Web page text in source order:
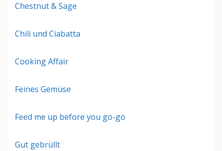
Chestnut & Sage
Chili und Ciabatta
Cooking Affair
Feines Gemüse
Feed me up before you go-go
Gut gebrüllt